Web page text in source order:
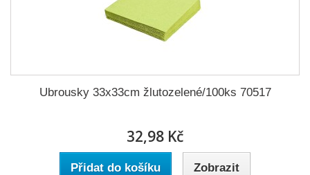
Ubrousky 33x33cm žlutozelené/100ks 70517
32,98 Kč
Přidat do košíku Zobrazit